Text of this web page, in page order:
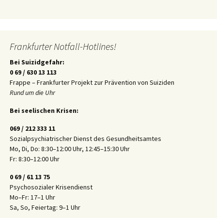
Frankfurter Notfall-Hotlines!
Bei Suizidgefahr:
0 69 / 630 13 113
Frappe – Frankfurter Projekt zur Prävention von Suiziden
Rund um die Uhr
Bei seelischen Krisen:
069 / 212 333 11
Sozialpsychiatrischer Dienst des Gesundheitsamtes
Mo, Di, Do: 8:30–12:00 Uhr, 12:45–15:30 Uhr
Fr: 8:30–12:00 Uhr
0 69 / 61 13 75
Psychosozialer Krisendienst
Mo–Fr: 17–1 Uhr
Sa, So, Feiertag: 9–1 Uhr